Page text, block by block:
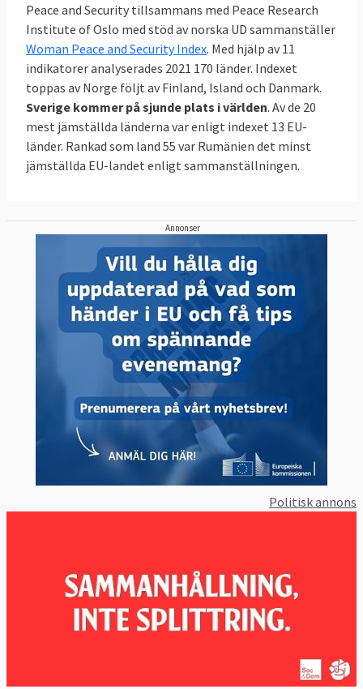
Peace and Security tillsammans med Peace Research
Institute of Oslo med stöd av norska UD sammanställer
Woman Peace and Security Index. Med hjälp av 11
indikatorer analyserades 2021 170 länder. Indexet
toppas av Norge följt av Finland, Island och Danmark.
Sverige kommer på sjunde plats i världen. Av de 20
mest jämställda länderna var enligt indexet 13 EU-
länder. Rankad som land 55 var Rumänien det minst
jämställda EU-landet enligt sammanställningen.
Annonser
Politisk annons